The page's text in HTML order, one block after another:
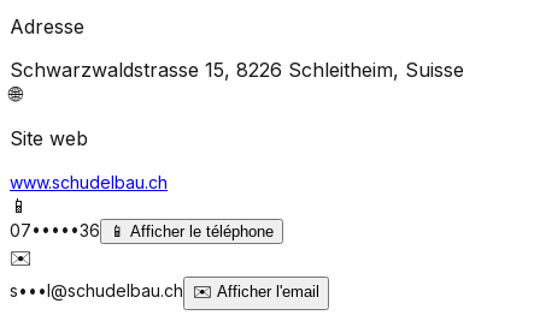
Adresse
Schwarzwaldstrasse 15, 8226 Schleitheim, Suisse
🌐
Site web
www.schudelbau.ch
📱
07•••••36 📱 Afficher le téléphone
✉️
s•••l@schudelbau.ch ✉️ Afficher l'email